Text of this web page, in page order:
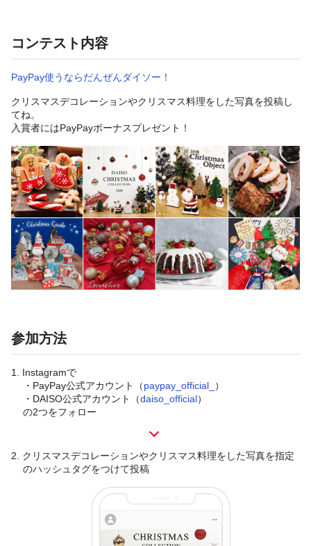
コンテスト内容
PayPay使うならだんぜんダイソー！
クリスマスデコレーションやクリスマス料理をした写真を投稿し
てね。
入賞者にはPayPayボーナスプレゼント！
参加方法
1. Instagramで
・PayPay公式アカウント（paypay_official_
）
・DAISO公式アカウント（daiso_official）
の2つをフォロー
2. クリスマスデコレーションやクリスマス料理をした写真を指定
のハッシュタグをつけて投稿